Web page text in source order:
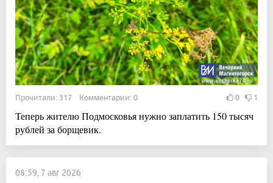
Прочитали: 317 Комментарии: 0 0 1
Теперь жителю Подмосковья нужно заплатить 150 тысяч
рублей за борщевик.
08:59, 7 авг 2026